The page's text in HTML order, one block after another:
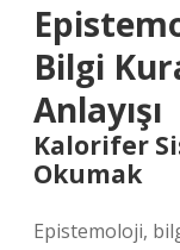
Bilgi
Anlayışı
Kalorifer
Okumak
Epistemoloji,